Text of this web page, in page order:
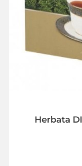
Herbata